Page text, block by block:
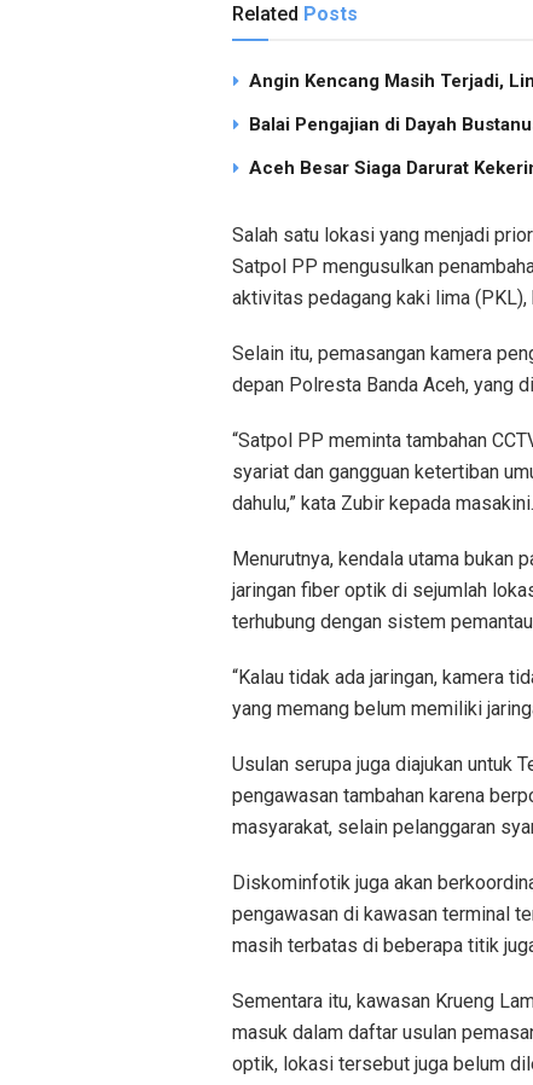
Related Posts
Angin Kencang Masih Terjadi,
Balai Pengajian di Dayah
Aceh Besar Siaga Darurat
Salah satu lokasi yang menjadi
Satpol PP mengusulkan
aktivitas pedagang kaki lima (PKL),
Selain itu, pemasangan kamera
depan Polresta Banda Aceh, yang
“Satpol PP meminta tambahan
syariat dan gangguan ketertiban
dahulu,” kata Zubir kepada
Menurutnya, kendala utama bukan
jaringan fiber optik di sejumlah
terhubung dengan sistem
“Kalau tidak ada jaringan, kamera
yang memang belum memiliki
Usulan serupa juga diajukan untuk
pengawasan tambahan karena
masyarakat, selain pelanggaran
Diskominfotik juga akan
pengawasan di kawasan terminal
masih terbatas di beberapa titik
Sementara itu, kawasan Krueng
masuk dalam daftar usulan
optik, lokasi tersebut juga belum